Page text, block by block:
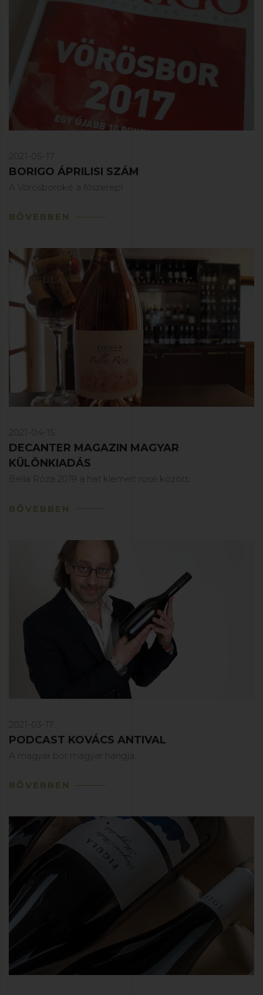
2021-05-17
BORIGO ÁPRILISI SZÁM
A Vörösboroké a főszerep!
BŐVEBBEN
2021-04-15
DECANTER MAGAZIN MAGYAR
KÜLÖNKIADÁS
Bella Róza 2019 a hat kiemelt rosé között.
BŐVEBBEN
2021-03-17
PODCAST KOVÁCS ANTIVAL
A magyar bor magyar hangja.
BŐVEBBEN